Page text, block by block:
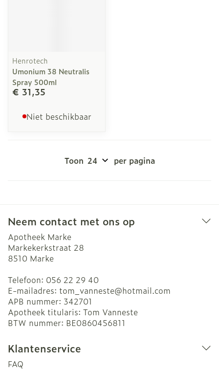
Henrotech
Umonium 38 Neutralis
Spray 500ml
€ 31,35
Niet beschikbaar
Toon per pagina
Neem contact met ons op
Apotheek Marke
Markekerkstraat 28
8510 Marke
Telefoon: 056 22 29 40
E-mailadres: tom_vanneste@hotmail.com
APB nummer: 342701
Apotheek titularis: Tom Vanneste
BTW nummer: BE0860456811
Klantenservice
FAQ